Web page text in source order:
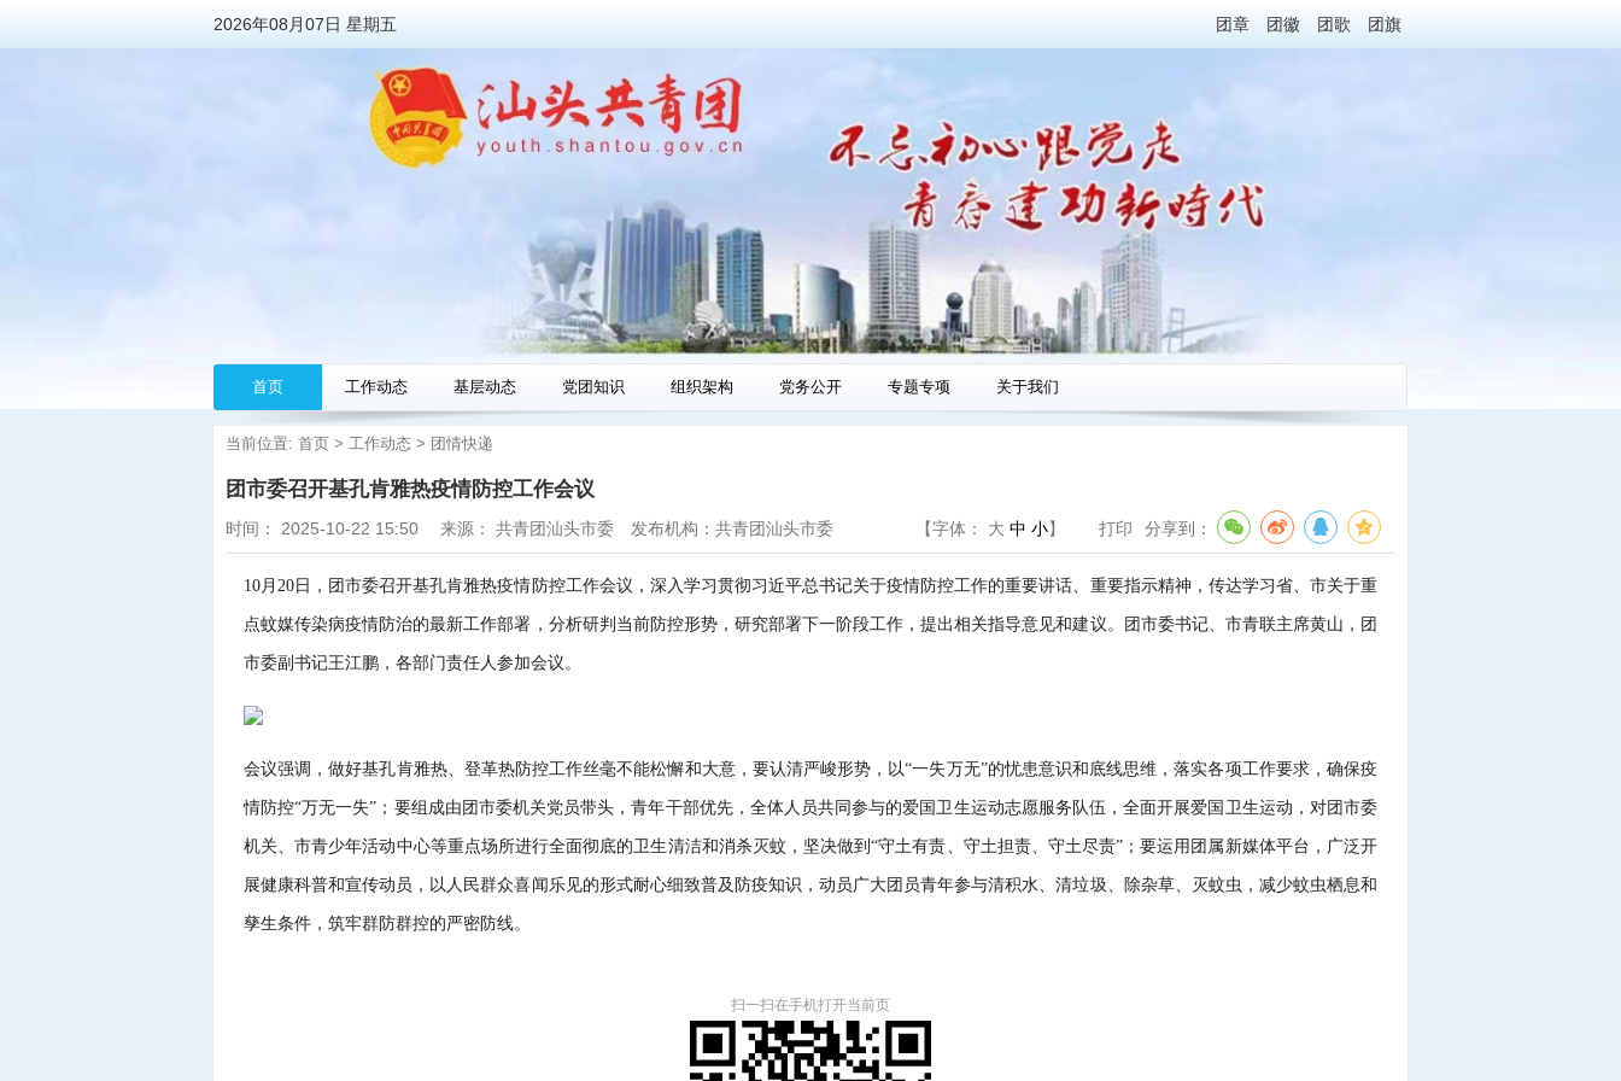
2026年08月07日 星期五 团章 团徽 团歌 团旗
首页 工作动态 基层动态 党团知识 组织架构 党务公开 专题专项 关于我们
当前位置: 首页 > 工作动态 > 团情快递
团市委召开基孔肯雅热疫情防控工作会议
时间： 2025-10-22 15:50 来源： 共青团汕头市委 发布机构： 共青团汕头市委 【字体： 大 中 小】 打印 分享到：
10月20日，团市委召开基孔肯雅热疫情防控工作会议，深入学习贯彻习近平总书记关于疫情防控工作的重要讲话、重要指示精神，传达学习省、市关于重
点蚊媒传染病疫情防治的最新工作部署，分析研判当前防控形势，研究部署下一阶段工作，提出相关指导意见和建议。团市委书记、市青联主席黄山，团
市委副书记王江鹏，各部门责任人参加会议。
会议强调，做好基孔肯雅热、登革热防控工作丝毫不能松懈和大意，要认清严峻形势，以“一失万无”的忧患意识和底线思维，落实各项工作要求，确保疫
情防控“万无一失”；要组成由团市委机关党员带头，青年干部优先，全体人员共同参与的爱国卫生运动志愿服务队伍，全面开展爱国卫生运动，对团市委
机关、市青少年活动中心等重点场所进行全面彻底的卫生清洁和消杀灭蚊，坚决做到“守土有责、守土担责、守土尽责”；要运用团属新媒体平台，广泛开
展健康科普和宣传动员，以人民群众喜闻乐见的形式耐心细致普及防疫知识，动员广大团员青年参与清积水、清垃圾、除杂草、灭蚊虫，减少蚊虫栖息和
孳生条件，筑牢群防群控的严密防线。
扫一扫在手机打开当前页